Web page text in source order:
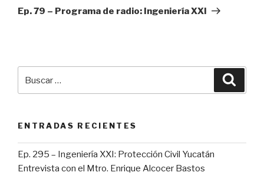
entrada
Ep. 79 – Programa de radio: Ingeniería XXI
ENTRADAS RECIENTES
Ep. 295 – Ingeniería XXI: Protección Civil Yucatán
Entrevista con el Mtro. Enrique Alcocer Bastos